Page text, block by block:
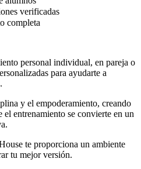
verificadas
completa
personal individual, en pareja o
para ayudarte a
y el empoderamiento, creando
entrenamiento se convierte en un
te proporciona un ambiente
tu mejor versión.